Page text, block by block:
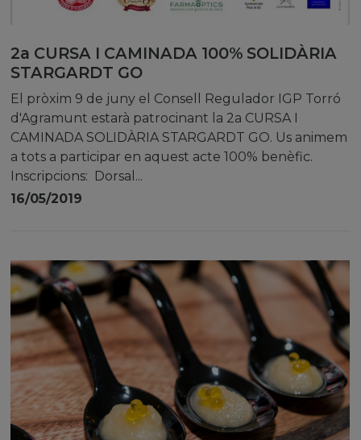
2a CURSA I CAMINADA 100% SOLIDÀRIA
STARGARDT GO
El pròxim 9 de juny el Consell Regulador IGP Torró
d'Agramunt estarà patrocinant la 2a CURSA I
CAMINADA SOLIDÀRIA STARGARDT GO. Us animem
a tots a participar en aquest acte 100% benèfic.
Inscripcions: Dorsal...
16/05/2019